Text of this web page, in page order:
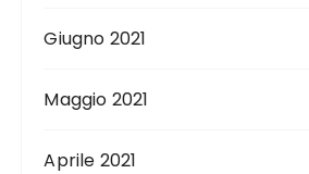
Giugno 2021
Maggio 2021
Aprile 2021